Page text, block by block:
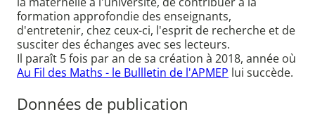
formation approfondie des enseignants,
d'entretenir, chez ceux-ci, l'esprit de recherche et de
susciter des échanges avec ses lecteurs.
Il paraît 5 fois par an de sa création à 2018, année où
Au Fil des Maths - le Bullletin de l'APMEP lui succède.
Données de publication